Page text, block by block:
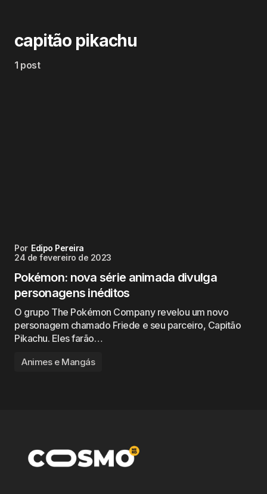
capitão pikachu
1 post
Por Edipo Pereira
24 de fevereiro de 2023
Pokémon: nova série animada divulga
personagens inéditos
O grupo The Pokémon Company revelou um novo
personagem chamado Friede e seu parceiro, Capitão
Pikachu. Eles farão…
Animes e Mangás